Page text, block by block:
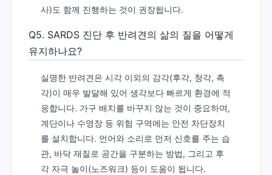
사)도 함께 진행하는 것이 권장됩니다.
Q5. SARDS 진단 후 반려견의 삶의 질을 어떻게
유지하나요?
실명한 반려견은 시각 이외의 감각(후각, 청각, 촉
각)이 매우 발달해 있어 생각보다 빠르게 환경에 적
응합니다. 가구 배치를 바꾸지 않는 것이 중요하며,
계단이나 수영장 등 위험 구역에는 안전 차단장치
를 설치합니다. 언어와 소리로 먼저 신호를 주는 습
관, 바닥 재질로 공간을 구분하는 방법, 그리고 후
각 자극 놀이(노즈워크) 등이 도움이 됩니다.